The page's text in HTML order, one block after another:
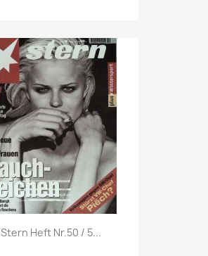
Vorschau
Stern Heft Nr.50 / 5...